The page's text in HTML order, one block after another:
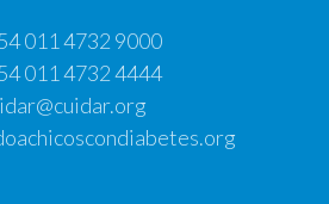
011 4732 9000
011 4732 4444